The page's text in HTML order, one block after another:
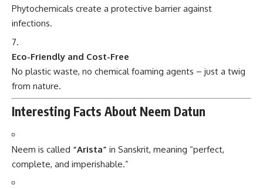
Phytochemicals create a protective barrier against
infections.
Eco-Friendly and Cost-Free
No plastic waste, no chemical foaming agents – just a twig
from nature.
Interesting Facts About Neem Datun
Neem is called “Arista” in Sanskrit, meaning “perfect,
complete, and imperishable.”